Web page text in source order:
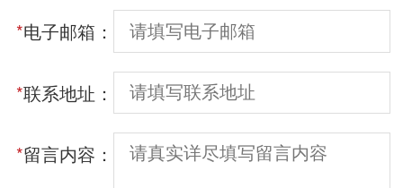
*电子邮箱：
*联系地址：
*留言内容：